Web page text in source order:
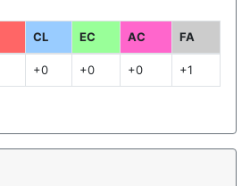
CL EC AC FA
+0 +0 +0 +1